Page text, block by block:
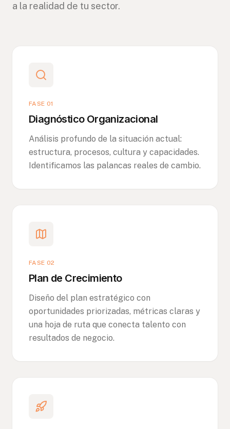
a la realidad de tu sector.
FASE 01
Diagnóstico Organizacional
Análisis profundo de la situación actual:
estructura, procesos, cultura y capacidades.
Identificamos las palancas reales de cambio.
FASE 02
Plan de Crecimiento
Diseño del plan estratégico con
oportunidades priorizadas, métricas claras y
una hoja de ruta que conecta talento con
resultados de negocio.